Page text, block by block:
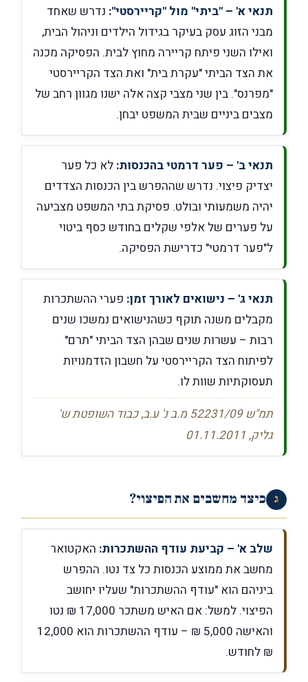
תנאי א' – "ביתי" מול "קריירסטי": נדרש שאחד
מבני הזוג עסק בעיקר בגידול הילדים וניהול הבית,
ואילו השני פיתח קריירה מחוץ לבית. הפסיקה מכנה
את הצד הביתי "עקרת בית" ואת הצד הקריירסטי
"מפרנס". בין שני מצבי קצה אלה ישנו מגוון רחב של
מצבים ביניים שבית המשפט יבחן.
תנאי ב' – פער דרמטי בהכנסות: לא כל פער
יצדיק פיצוי. נדרש שההפרש בין הכנסות הצדדים
יהיה משמעותי ובולט. פסיקת בתי המשפט מצביעה
על פערים של אלפי שקלים בחודש כסף ביטוי
ל"פער דרמטי" כדרישת הפסיקה.
תנאי ג' – נישואים לאורך זמן: פערי ההשתכרות
מקבלים משנה תוקף כשהנישואים נמשכו שנים
רבות – עשרות שנים שבהן הצד הביתי "תרם"
לפיתוח הצד הקריירסטי על חשבון הזדמנויות
תעסוקתיות שוות לו.
תמ"ש 52231/09 מ.ב נ' ע.ב, כבוד השופטת ש'
גליק, 01.11.2011
ג כיצד מחשבים את הפיצוי?
שלב א' – קביעת עודף ההשתכרות: האקטואר
מחשב את ממוצע הכנסות כל צד נטו. ההפרש
ביניהם הוא "עודף ההשתכרות" שעליו יחושב
הפיצוי. למשל: אם האיש משתכר 17,000 ₪ נטו
והאישה 5,000 ₪ – עודף ההשתכרות הוא 12,000
₪ לחודש.